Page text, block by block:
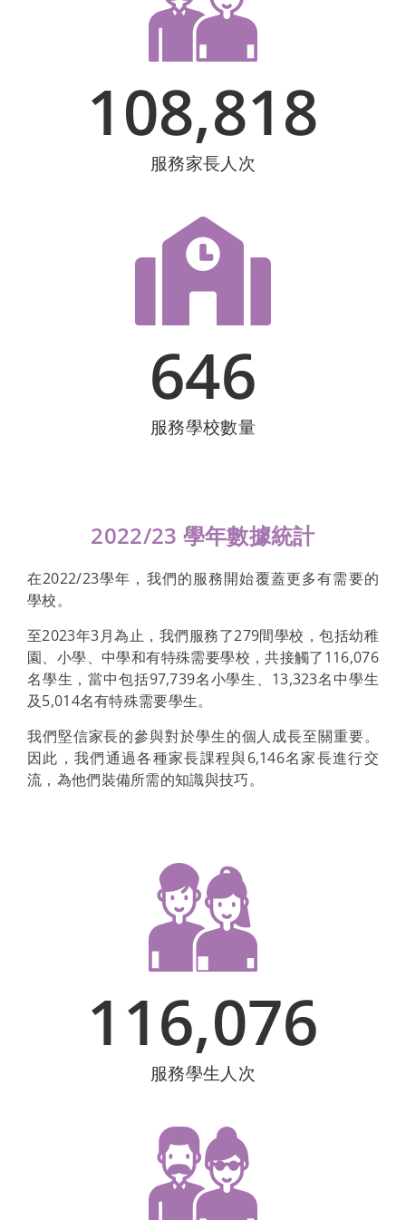
服務家長人次
108,818
服務學校數量
646
2022/23 學年數據統計
在2022/23學年，我們的服務開始覆蓋更多有需要的
學校。
至2023年3月為止，我們服務了279間學校，包括幼稚
園、小學、中學和有特殊需要學校，共接觸了116,076
名學生，當中包括97,739名小學生、13,323名中學生
及5,014名有特殊需要學生。
我們堅信家長的參與對於學生的個人成長至關重要。
因此，我們通過各種家長課程與6,146名家長進行交
流，為他們裝備所需的知識與技巧。
服務學生人次
116,076